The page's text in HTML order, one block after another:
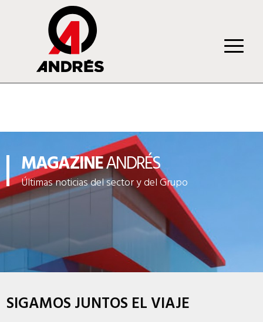
MAGAZINEANDRÉS
Últimas noticias del sector y del Grupo
SIGAMOS JUNTOS EL VIAJE